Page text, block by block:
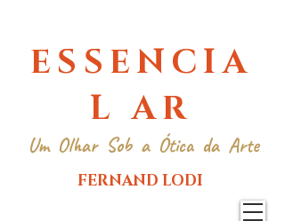
ESSENCIA
L AR
Um Olhar Sob a Ótica da Arte
FERNAND LODI